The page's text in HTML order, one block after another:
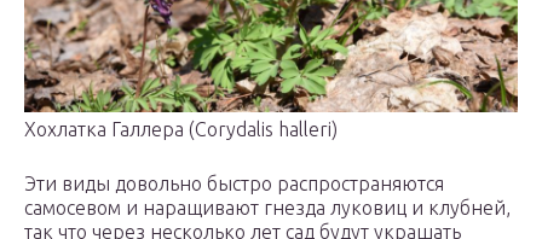
Хохлатка Галлера (Corydalis halleri)
Эти виды довольно быстро распространяются
самосевом и наращивают гнезда луковиц и клубней,
так что через несколько лет сад будут украшать